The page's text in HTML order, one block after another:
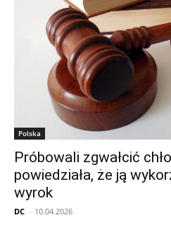
Polska
Próbowali zgwałcić
powiedziała, że ją
wyrok
DC - 10.04.2026